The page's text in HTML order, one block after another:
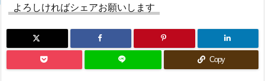
よろしければシェアお願いします
Copy